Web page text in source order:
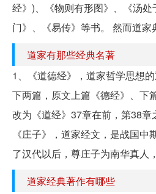
经》)、《物则有形图》、《汤
门》、《易传》等书。 然而道家
道家有那些经典名著
1、《道德经》，道家哲学思想
下两篇，原文上篇《德经》、下
改为《道经》37章在前，第38章
《庄子》，道家经文，是战国
了汉代以后，尊庄子为南华真人
道家经典著作有哪些